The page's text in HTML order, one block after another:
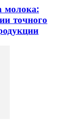
молока:
точного